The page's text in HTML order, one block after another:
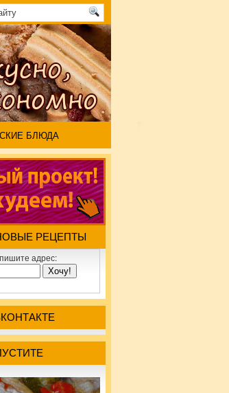
БЛЮДА
РЕЦЕПТЫ
адрес: